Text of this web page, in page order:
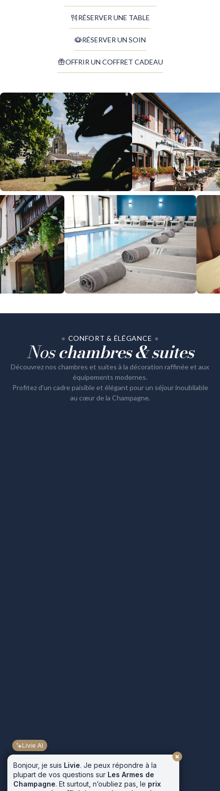
RÉSERVER UNE TABLE
RÉSERVER UN SOIN
OFFRIR UN COFFRET CADEAU
CONFORT & ÉLÉGANCE
Noschambres & suites
Découvrez nos chambres et suites à la décoration raffinée et aux
équipements modernes.
Profitez d’un cadre paisible et élégant pour un séjour inoubliable
au cœur de la Champagne.
Bonjour, je suis Livie. Je peux répondre à la
plupart de vos questions sur Les Armes de
Champagne. Et surtout, n’oubliez pas, le prix
Livie AI